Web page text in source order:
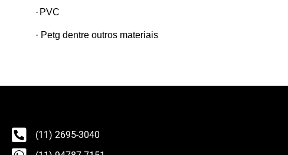
· PVC
· Petg dentre outros materiais
(11) 2695-3040